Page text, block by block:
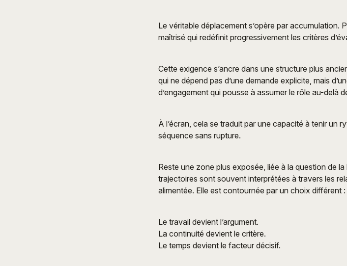
Le véritable déplacement s’opère par accumulation.
maîtrisé qui redéfinit progressivement les critères
Cette exigence s’ancre dans une structure plus
qui ne dépend pas d’une demande explicite, mais
d’engagement qui pousse à assumer le rôle au-delà
À l’écran, cela se traduit par une capacité à tenir un
séquence sans rupture.
Reste une zone plus exposée, liée à la question de
trajectoires sont souvent interprétées à travers les
alimentée. Elle est contournée par un choix différent :
Le travail devient l’argument.
La continuité devient le critère.
Le temps devient le facteur décisif.